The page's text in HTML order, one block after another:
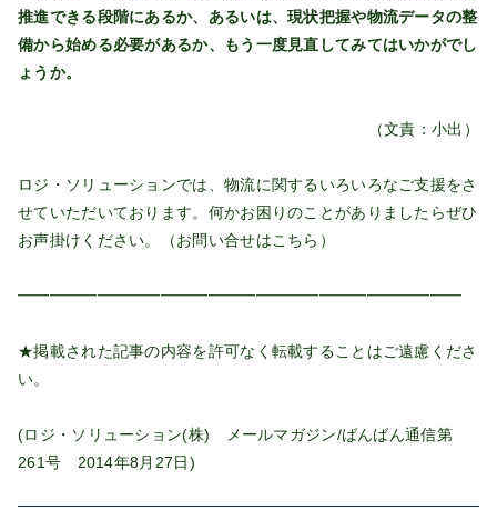
推進できる段階にあるか、あるいは、現状把握や物流データの整
備から始める必要があるか、もう一度見直してみてはいかがでし
ょうか。
（文責：小出）
ロジ・ソリューションでは、物流に関するいろいろなご支援をさ
せていただいております。何かお困りのことがありましたらぜひ
お声掛けください。（お問い合せはこちら ）
━━━━━━━━━━━━━━━━━━━━━━━━━━━━
★掲載された記事の内容を許可なく転載することはご遠慮くださ
い。
(ロジ・ソリューション(株) メールマガジン/ばんばん通信第
261号 2014年8月27日)